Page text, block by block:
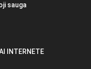
sauga
INTERNETE